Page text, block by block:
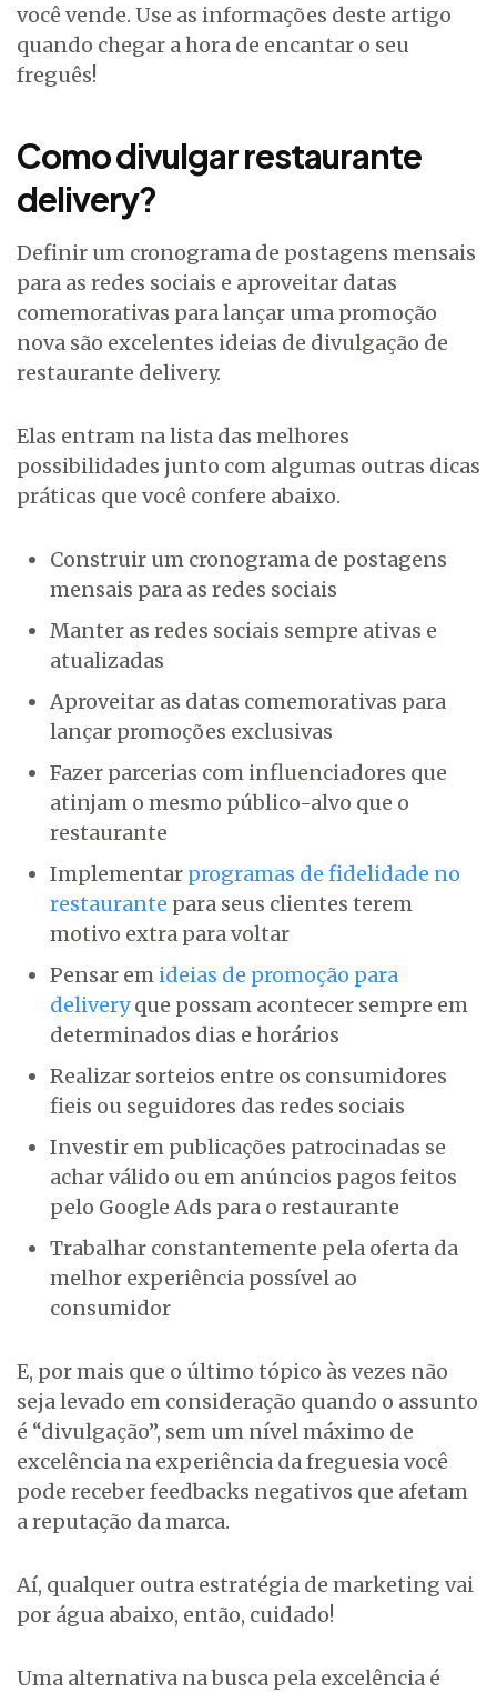
você vende. Use as informações deste artigo
quando chegar a hora de encantar o seu
freguês!
Como divulgar restaurante
delivery?
Definir um cronograma de postagens mensais
para as redes sociais e aproveitar datas
comemorativas para lançar uma promoção
nova são excelentes ideias de divulgação de
restaurante delivery.
Elas entram na lista das melhores
possibilidades junto com algumas outras dicas
práticas que você confere abaixo.
Construir um cronograma de postagens
mensais para as redes sociais
Manter as redes sociais sempre ativas e
atualizadas
Aproveitar as datas comemorativas para
lançar promoções exclusivas
Fazer parcerias com influenciadores que
atinjam o mesmo público-alvo que o
restaurante
Implementar programas de fidelidade no
restaurante para seus clientes terem
motivo extra para voltar
Pensar em ideias de promoção para
deliveryque possam acontecer sempre em
determinados dias e horários
Realizar sorteios entre os consumidores
fieis ou seguidores das redes sociais
Investir em publicações patrocinadas se
achar válido ou em anúncios pagos feitos
pelo Google Ads para o restaurante
Trabalhar constantemente pela oferta da
melhor experiência possível ao
consumidor
E, por mais que o último tópico às vezes não
seja levado em consideração quando o assunto
é “divulgação”, sem um nível máximo de
excelência na experiência da freguesia você
pode receber feedbacks negativos que afetam
a reputação da marca.
Aí, qualquer outra estratégia de marketing vai
por água abaixo, então, cuidado!
Uma alternativa na busca pela excelência é